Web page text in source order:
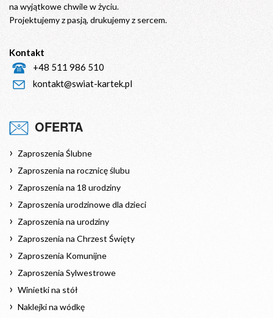
na wyjątkowe chwile w życiu.
Projektujemy z pasją, drukujemy z sercem.
Kontakt
+48 511 986 510
kontakt@swiat-kartek.pl
OFERTA
Zaproszenia Ślubne
Zaproszenia na rocznicę ślubu
Zaproszenia na 18 urodziny
Zaproszenia urodzinowe dla dzieci
Zaproszenia na urodziny
Zaproszenia na Chrzest Święty
Zaproszenia Komunijne
Zaproszenia Sylwestrowe
Winietki na stół
Naklejki na wódkę